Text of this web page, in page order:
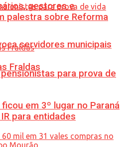
servidores municipais
para prova de
gestores e
palestra sobre Reforma
Fraldas
em 3º lugar no Paraná
para entidades